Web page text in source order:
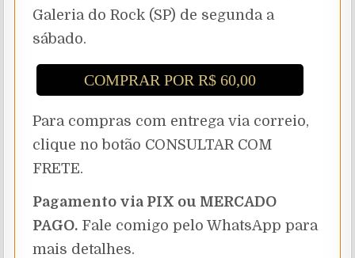
Galeria do Rock (SP) de segunda a
sábado.
COMPRAR POR R$ 60,00
Para compras com entrega via correio,
clique no botão CONSULTAR COM
FRETE.
Pagamento via PIX ou MERCADO
PAGO. Fale comigo pelo WhatsApp para
mais detalhes.